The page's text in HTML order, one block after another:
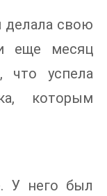
делала свою
еще месяц
что успела
которым
У него был